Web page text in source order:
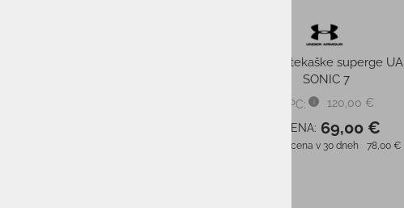
Moške tekaške superge UA
SONIC 7
PMPC:
120,00 €
AS CENA: 69,00 €
Najnižja cena v 30 dneh 78,00 €